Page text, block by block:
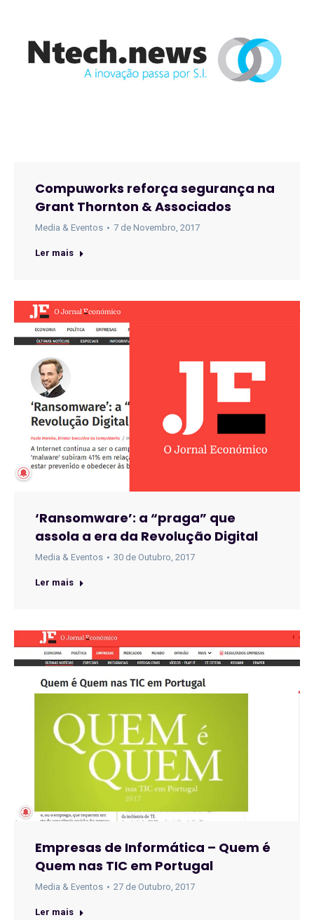
Compuworks reforça segurança na
Grant Thornton & Associados
Media & Eventos 7 de Novembro, 2017
Ler mais
‘Ransomware’: a “praga” que
assola a era da Revolução Digital
Media & Eventos 30 de Outubro, 2017
Ler mais
Empresas de Informática – Quem é
Quem nas TIC em Portugal
Media & Eventos 27 de Outubro, 2017
Ler mais